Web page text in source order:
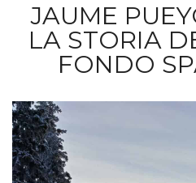
JAUME
LA STORIA
FONDO